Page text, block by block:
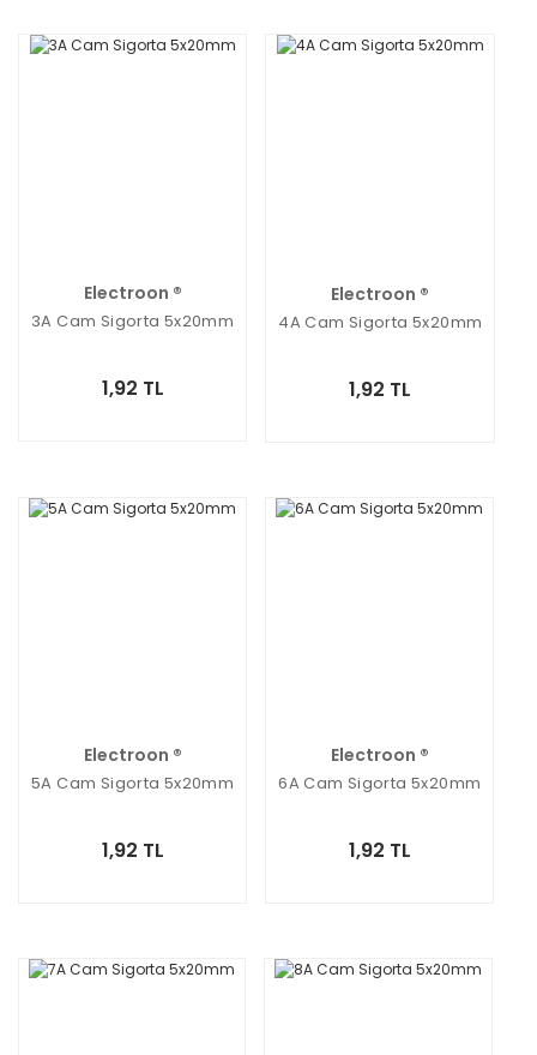
Electroon ®
3A Cam Sigorta 5x20mm
1,92 TL
Electroon ®
4A Cam Sigorta 5x20mm
1,92 TL
Electroon ®
5A Cam Sigorta 5x20mm
1,92 TL
Electroon ®
6A Cam Sigorta 5x20mm
1,92 TL